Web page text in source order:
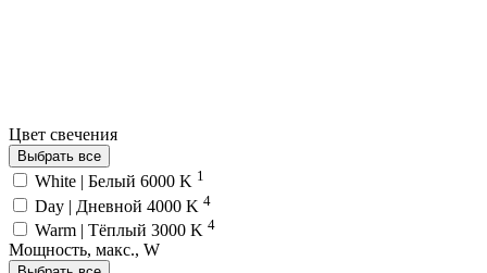
Цвет свечения
Выбрать все
White | Белый 6000 K 1
Day | Дневной 4000 K 4
Warm | Тёплый 3000 K 4
Мощность, макс., W